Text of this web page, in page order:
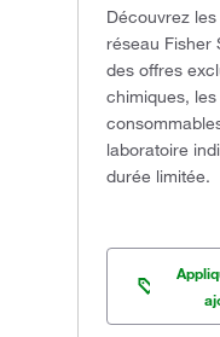
Découvrez
réseau Fisher
des offres
chimiques,
laboratoire
durée limitée.